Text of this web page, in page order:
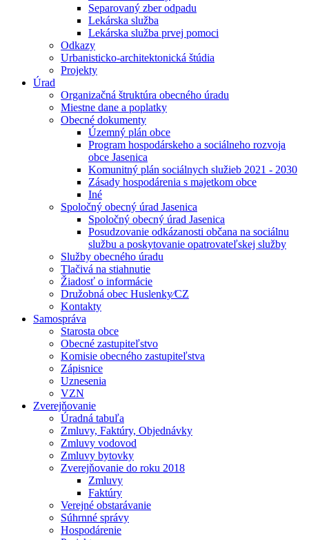
Separovaný zber odpadu
Lekárska služba
Lekárska služba prvej pomoci
Odkazy
Urbanisticko-architektonická štúdia
Projekty
Úrad
Organizačná štruktúra obecného úradu
Miestne dane a poplatky
Obecné dokumenty
Územný plán obce
Program hospodárskeho a sociálneho rozvoja
obce Jasenica
Komunitný plán sociálnych služieb 2021 - 2030
Zásady hospodárenia s majetkom obce
Iné
Spoločný obecný úrad Jasenica
Spoločný obecný úrad Jasenica
Posudzovanie odkázanosti občana na sociálnu
službu a poskytovanie opatrovateľskej služby
Služby obecného úradu
Tlačivá na stiahnutie
Žiadosť o informácie
Družobná obec Huslenky⁄CZ
Kontakty
Samospráva
Starosta obce
Obecné zastupiteľstvo
Komisie obecného zastupiteľstva
Zápisnice
Uznesenia
VZN
Zverejňovanie
Úradná tabuľa
Zmluvy, Faktúry, Objednávky
Zmluvy vodovod
Zmluvy bytovky
Zverejňovanie do roku 2018
Zmluvy
Faktúry
Verejné obstarávanie
Súhrnné správy
Hospodárenie